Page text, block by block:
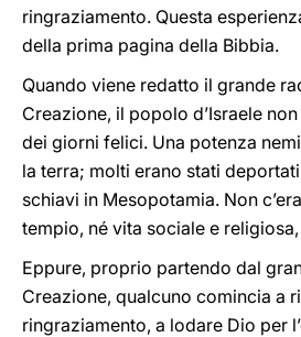
ringraziamento. Questa
della prima pagina della Bibbia.
Quando viene redatto il grande
Creazione, il popolo d’Israele
dei giorni felici. Una potenza
la terra; molti erano stati
schiavi in Mesopotamia. Non
tempio, né vita sociale e
Eppure, proprio partendo dal
Creazione, qualcuno comincia a
ringraziamento, a lodare Dio per